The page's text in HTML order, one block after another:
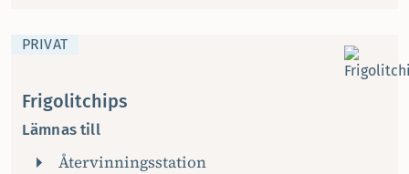
PRIVAT
Frigolitchips
Lämnas till
Återvinningsstation